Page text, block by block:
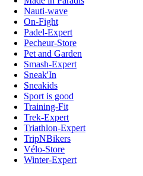
Nauti-wave
On-Fight
Padel-Expert
Pecheur-Store
Pet and Garden
Smash-Expert
Sneak'In
Sneakids
Sport is good
Training-Fit
Trek-Expert
Triathlon-Expert
TripNBikers
Vélo-Store
Winter-Expert